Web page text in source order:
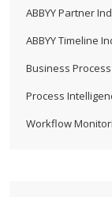
ABBYY Partner
ABBYY Timeline
Business
Process
Workflow